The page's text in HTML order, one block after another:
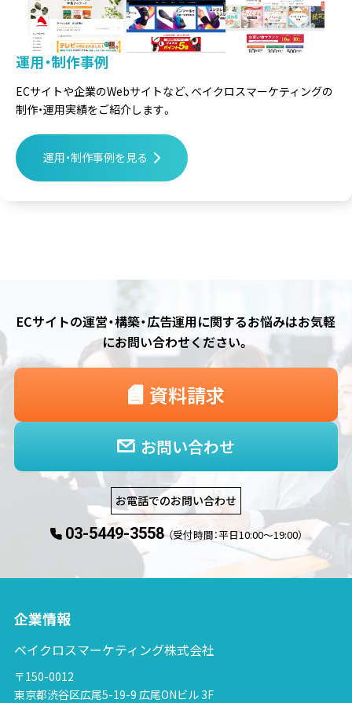
運用・制作事例
ECサイトや企業のWebサイトなど、 ベイクロスマーケティングの
制作・運用実績をご紹介します。
運用・制作事例を見る
ECサイトの運営・構築・広告運用に関するお悩みはお気軽
にお問い合わせください。
お問い合わせ
資料請求
お電話でのお問い合わせ
03-5449-3558 （受付時間：平日10:00〜19:00）
企業情報
ベイクロスマーケティング株式会社
〒150-0012
東京都渋谷区広尾5-19-9 広尾ONビル 3F